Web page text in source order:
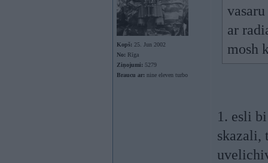
Kopš: 25. Jun 2002
No: Rīga
Ziņojumi: 5279
Braucu ar: nine eleven turbo
ar
mosh
1. esli
skazali,